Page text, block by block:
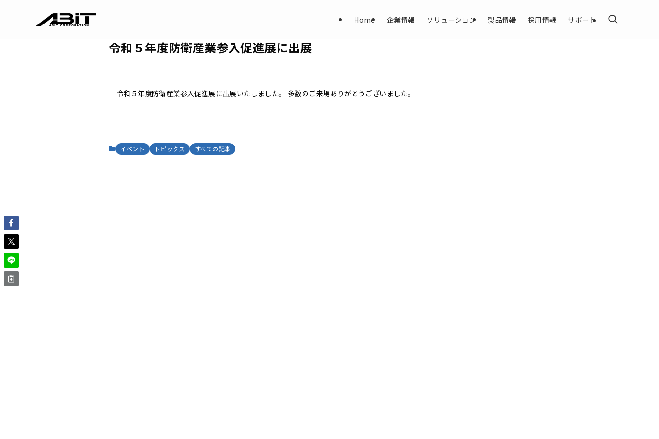
Home 企業情報 ソリューション 製品情報 採用情報 サポート
令和５年度防衛産業参入促進展に出展
令和５年度防衛産業参入促進展に出展いたしました。 多数のご来場ありがとうございました。
イベント トピックス すべての記事